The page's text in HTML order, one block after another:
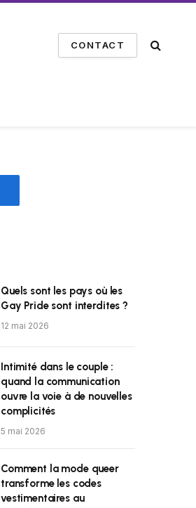
CONTACT
Quels sont les pays où les
Gay Pride sont interdites ?
12 mai 2026
Intimité dans le couple :
quand la communication
ouvre la voie à de nouvelles
complicités
5 mai 2026
Comment la mode queer
transforme les codes
vestimentaires au